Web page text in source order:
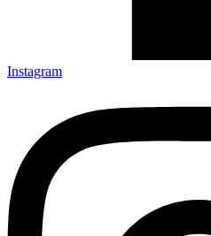
Instagram